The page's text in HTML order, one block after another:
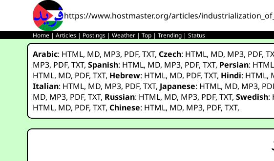
https://www.hostmaster.org/articles/
Home |Articles | Postings |Weather |Top |Trending |Status
Arabic: HTML, MD, MP3, PDF,TXT,Czech: HTML, MD, MP3, PDF,
MP3, PDF,TXT,Spanish: HTML, MD, MP3, PDF,TXT, Persian: HTML
HTML, MD, PDF,TXT, Hebrew: HTML, MD, PDF,TXT, Hindi: HTML,
Italian: HTML, MD, MP3, PDF,TXT, Japanese: HTML, MD, MP3,
MD, MP3, PDF,TXT, Russian: HTML, MD, MP3, PDF,TXT,Swedish:
HTML, MD, PDF,TXT,Chinese: HTML, MD, MP3, PDF,TXT,